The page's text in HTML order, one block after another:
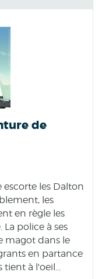
de
escorte les Dalton
les
en règle les
police à ses
magot dans le
en partance
tient à l'oeil...